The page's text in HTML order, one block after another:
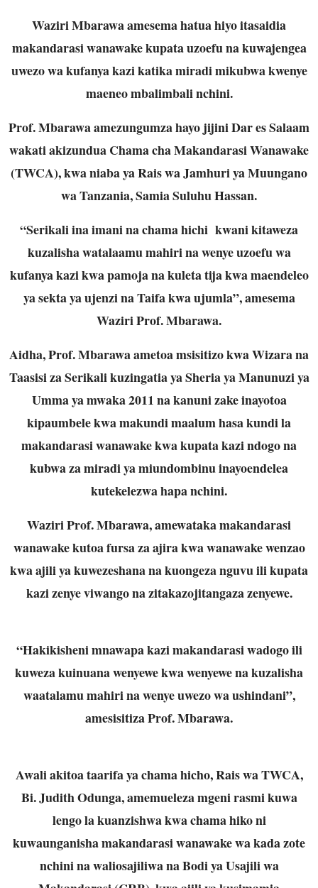
Waziri Mbarawa amesema hatua hiyo itasaidia
makandarasi wanawake kupata uzoefu na kuwajengea
uwezo wa kufanya kazi katika miradi mikubwa kwenye
maeneo mbalimbali nchini.
Prof. Mbarawa amezungumza hayo jijini Dar es Salaam
wakati akizundua Chama cha Makandarasi Wanawake
(TWCA), kwa niaba ya Rais wa Jamhuri ya Muungano
wa Tanzania, Samia Suluhu Hassan.
“Serikali ina imani na chama hichi kwani kitaweza
kuzalisha watalaamu mahiri na wenye uzoefu wa
kufanya kazi kwa pamoja na kuleta tija kwa maendeleo
ya sekta ya ujenzi na Taifa kwa ujumla”, amesema
Waziri Prof. Mbarawa.
Aidha, Prof. Mbarawa ametoa msisitizo kwa Wizara na
Taasisi za Serikali kuzingatia ya Sheria ya Manunuzi ya
Umma ya mwaka 2011 na kanuni zake inayotoa
kipaumbele kwa makundi maalum hasa kundi la
makandarasi wanawake kwa kupata kazi ndogo na
kubwa za miradi ya miundombinu inayoendelea
kutekelezwa hapa nchini.
Waziri Prof. Mbarawa, amewataka makandarasi
wanawake kutoa fursa za ajira kwa wanawake wenzao
kwa ajili ya kuwezeshana na kuongeza nguvu ili kupata
kazi zenye viwango na zitakazojitangaza zenyewe.
“Hakikisheni mnawapa kazi makandarasi wadogo ili
kuweza kuinuana wenyewe kwa wenyewe na kuzalisha
waatalamu mahiri na wenye uwezo wa ushindani”,
amesisitiza Prof. Mbarawa.
Awali akitoa taarifa ya chama hicho, Rais wa TWCA,
Bi. Judith Odunga, amemueleza mgeni rasmi kuwa
lengo la kuanzishwa kwa chama hiko ni
kuwaunganisha makandarasi wanawake wa kada zote
nchini na waliosajiliwa na Bodi ya Usajili wa